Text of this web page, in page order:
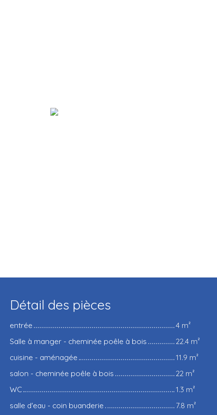
Détail des pièces
entrée
4 m²
Salle à manger - cheminée poêle à bois
22.4 m²
cuisine - aménagée
11.9 m²
salon - cheminée poêle à bois
22 m²
WC
1.3 m²
salle d'eau - coin buanderie
7.8 m²